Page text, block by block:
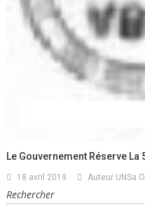
Le Gouvernement Réserve
18 avril 2019 Auteur UNSa
Rechercher